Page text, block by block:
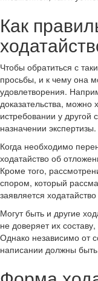
Как
Чтобы обратиться с
просьбы, и к чему она
удовлетворения.
доказательства, можно
истребовании у другой
назначении экспертизы.
Когда необходимо
ходатайство об
Кроме того,
спором, который
заявляется
Могут быть и другие
не доверяет их
Однако независимо от
написании должны